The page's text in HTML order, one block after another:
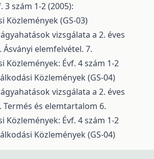
3 szám 1-2 (2005):
Közlemények (GS-03)
vizsgálata a 2. éves
elemfelvétel. 7.
Közlemények: Évf. 4 szám 1-2
Közlemények (GS-04)
vizsgálata a 2. éves
és elemtartalom 6.
Közlemények: Évf. 4 szám 1-2
Közlemények (GS-04)